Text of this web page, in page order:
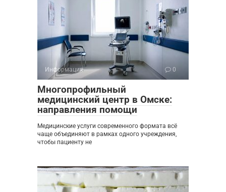
Информация 0
Многопрофильный
медицинский центр в Омске:
направления помощи
Медицинские услуги современного формата всё
чаще объединяют в рамках одного учреждения,
чтобы пациенту не